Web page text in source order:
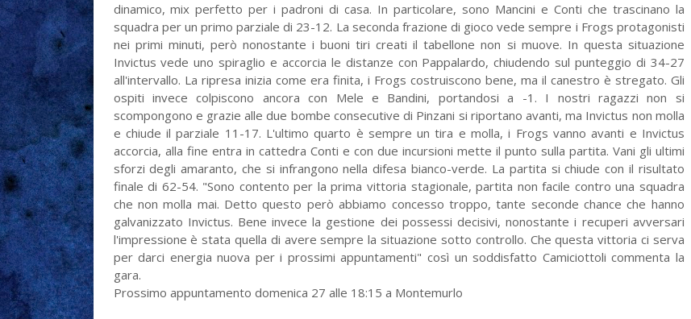
dinamico, mix perfetto per i padroni di casa. In particolare, sono Mancini e Conti che trascinano la
squadra per un primo parziale di 23-12. La seconda frazione di gioco vede sempre i Frogs protagonisti
nei primi minuti, però nonostante i buoni tiri creati il tabellone non si muove. In questa situazione
Invictus vede uno spiraglio e accorcia le distanze con Pappalardo, chiudendo sul punteggio di 34-27
all'intervallo. La ripresa inizia come era finita, i Frogs costruiscono bene, ma il canestro è stregato. Gli
ospiti invece colpiscono ancora con Mele e Bandini, portandosi a -1. I nostri ragazzi non si
scompongono e grazie alle due bombe consecutive di Pinzani si riportano avanti, ma Invictus non molla
e chiude il parziale 11-17. L'ultimo quarto è sempre un tira e molla, i Frogs vanno avanti e Invictus
accorcia, alla fine entra in cattedra Conti e con due incursioni mette il punto sulla partita. Vani gli ultimi
sforzi degli amaranto, che si infrangono nella difesa bianco-verde. La partita si chiude con il risultato
finale di 62-54. "Sono contento per la prima vittoria stagionale, partita non facile contro una squadra
che non molla mai. Detto questo però abbiamo concesso troppo, tante seconde chance che hanno
galvanizzato Invictus. Bene invece la gestione dei possessi decisivi, nonostante i recuperi avversari
l'impressione è stata quella di avere sempre la situazione sotto controllo. Che questa vittoria ci serva
per darci energia nuova per i prossimi appuntamenti" così un soddisfatto Camiciottoli commenta la
gara.
Prossimo appuntamento domenica 27 alle 18:15 a Montemurlo